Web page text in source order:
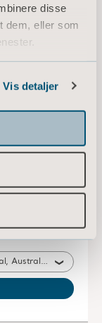
disse
dem, eller som
Vis detaljer
om produktet er